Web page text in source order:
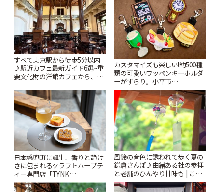
すべて東京駅から徒歩5分以内
♪駅近カフェ最新ガイド6選~重
要文化財の洋館カフェから、改
りっぷ
カスタマイズも楽しい!約500種
類の可愛いワッペンキーホルダ
ーがずらり。小平市
「Kimamaya T&K」 | ことりっ
ぷ
日本橋兜町に誕生。香りと静け
さに包まれるクラフトハーブテ
ィー専門店「TYNK
Kabutocho」 | ことりっぷ
風鈴の音色に誘われて歩く夏の
鎌倉さんぽ♪由緒ある社の参拝
と老舗のひんやり甘味も | こと
りっぷ